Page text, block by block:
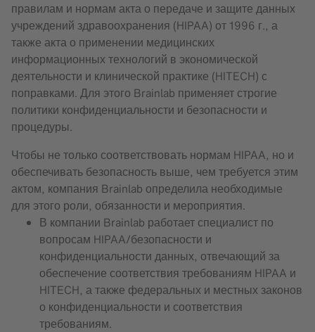
правилам и нормам акта о передаче и защите данных
учреждений здравоохранения (HIPAA) от 1996 г., а
также акта о применении медицинских
информационных технологий в экономической
деятельности и клинической практике (HITECH) с
поправками. Для этого Brainlab применяет строгие
политики конфиденциальности и безопасности и
процедуры.
Чтобы не только соответствовать нормам HIPAA, но и
обеспечивать безопасность выше, чем требуется этим
актом, компания Brainlab определила необходимые
для этого роли, обязанности и мероприятия.
В компании Brainlab работает специалист по
вопросам HIPAA/безопасности и
конфиденциальности данных, отвечающий за
обеспечение соответствия требованиям HIPAA и
HITECH, а также федеральных и местных законов
о конфиденциальности и соответствия
требованиям.